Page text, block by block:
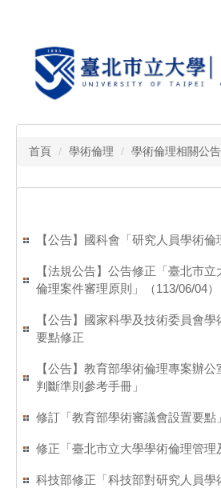
首頁 學術倫理 學術倫理相關公告
【公告】國科會「研究人員學術倫
【法規公告】公告修正「臺北市
倫理案件審理原則」（113/06/04）
【公告】國家科學及技術委員會
要點修正
【公告】教育部學術倫理專案辦
判斷準則參考手冊」
修訂「教育部學術審議會設置要點
修正「臺北市立大學學術倫理管理
科技部修正「科技部對研究人員學